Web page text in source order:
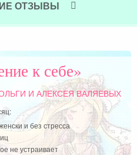
ОТЗЫВЫ
к себе»
И АЛЕКСЕЯ ВАЛЯЕВЫХ
и без стресса
не устраивает